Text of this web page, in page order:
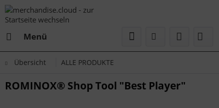
Menü
Übersicht ALLE PRODUKTE
ROMINOX® Shop Tool "Best Player"